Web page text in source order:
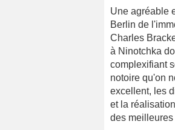
Une agréable
Berlin de
Charles
à Ninotchka
complexifiant
notoire qu'on
excellent, les
et la
des